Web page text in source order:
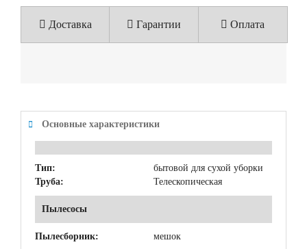
Доставка Гарантии Оплата
Основные характеристики
Тип:
бытовой для сухой уборки
Труба:
Телескопическая
Пылесосы
Пылесборник: мешок